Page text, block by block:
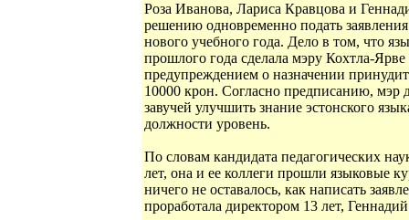
Роза Иванова, Лариса Кравцова и
решению одновременно подать
нового учебного года. Дело в том, что
прошлого года сделала мэру Кохтла-
предупреждением о назначении
10000 крон. Согласно предписанию, мэр
завучей улучшить знание эстонского
должности уровень.
По словам кандидата педагогических
лет, она и ее коллеги прошли языковые
ничего не оставалось, как написать
проработала директором 13 лет,